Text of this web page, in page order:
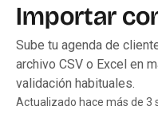
Importar
Sube tu agenda de
archivo CSV o Excel en
validación habituales.
Actualizado hace más de 3